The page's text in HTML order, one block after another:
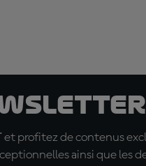
profitez de contenus
ainsi que les